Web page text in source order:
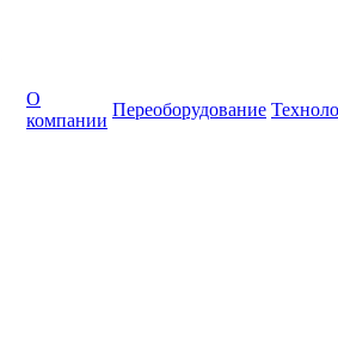
О
компании
Переоборудование